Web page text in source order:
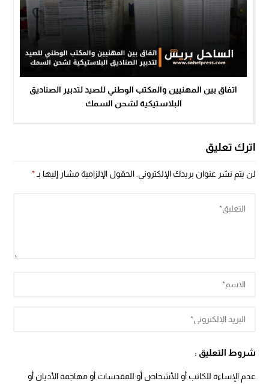
اتفاق بين المهنيين والمكتب الوطني للصيد لتدبير الصناديق
البلاستيكية لشحن السمك
اترك تعليق
لن يتم نشر عنوان بريدك الإلكتروني. الحقول الإلزامية مشار إليها بـ*
شروط التعليق :
عدم الإساءة للكاتب أو للأشخاص أو للمقدسات أو مهاجمة الأديان أو